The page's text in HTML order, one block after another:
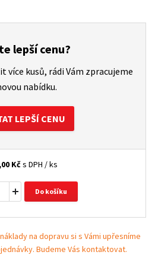
lepší cenu?
více kusů, rádi Vám zpracujeme
nabídku.
LEPŠÍ CENU
Kčs DPH / ks
Do košíku
na dopravu si s Vámi upřesníme
Budeme Vás kontaktovat.